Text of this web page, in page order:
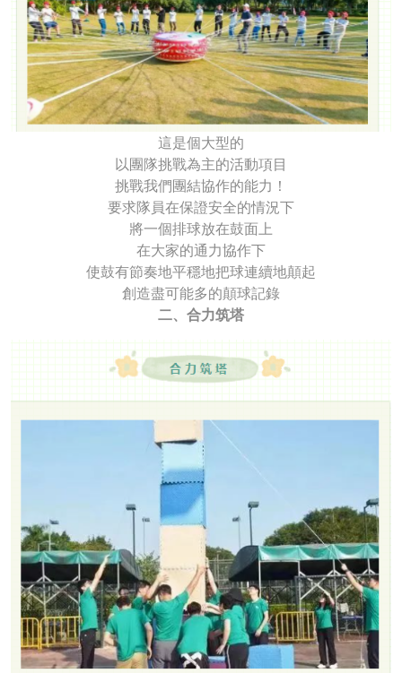
這是個大型的
以團隊挑戰為主的活動項目
挑戰我們團結協作的能力！
要求隊員在保證安全的情況下
將一個排球放在鼓面上
在大家的通力協作下
使鼓有節奏地平穩地把球連續地顛起
創造盡可能多的顛球記錄
二、合力筑塔